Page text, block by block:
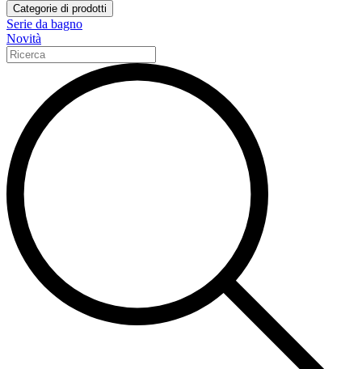
Categorie di prodotti
Serie da bagno
Novità